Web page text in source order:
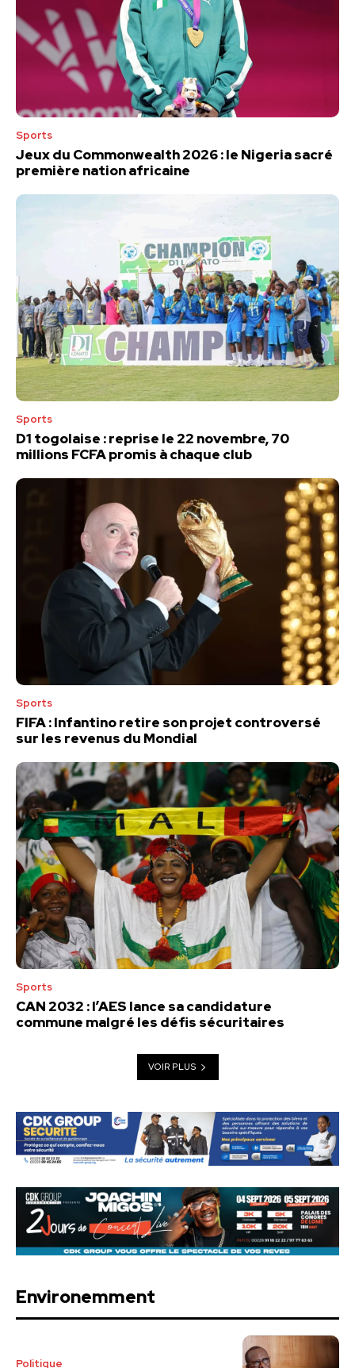
Sports
Jeux du Commonwealth 2026 : le Nigeria sacré
première nation africaine
Sports
D1 togolaise : reprise le 22 novembre, 70
millions FCFA promis à chaque club
Sports
FIFA : Infantino retire son projet controversé
sur les revenus du Mondial
Sports
CAN 2032 : l’AES lance sa candidature
commune malgré les défis sécuritaires
VOIR PLUS
Environemment
Politique